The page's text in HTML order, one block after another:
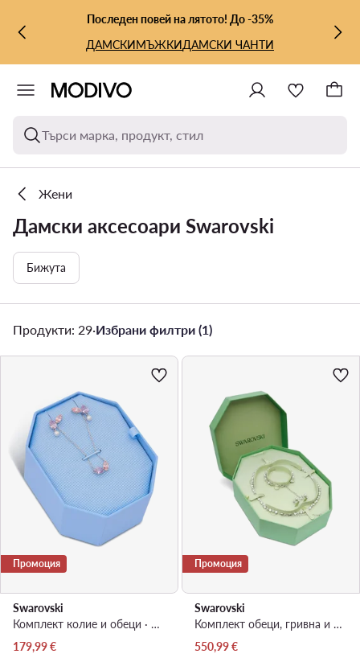
КЪМ ОСНОВНОТО СЪДЪРЖАНИЕ
КЪМ ТЪРСЕНЕПоследен повей на лятото! До -35%
ДАМСКИМЪЖКИДАМСКИ ЧАНТИ
Търси марка, продукт, стил
Жени
Дамски аксесоари Swarovski
Бижута
Продукти: 29·Избрани филтри (1)
Промоция
Swarovski
Комплект колие и обеци · Сребрист · Mетал
Актуална цена
179,99€
Промоция
Swarovski
Комплект обеци, гривна и огърлица · Сребрист · Метал с родиево покритие
Актуална цена
550,99€